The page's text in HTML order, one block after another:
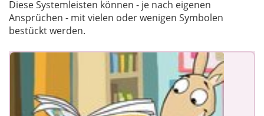
Diese Systemleisten können - je nach eigenen
Ansprüchen - mit vielen oder wenigen Symbolen
bestückt werden.